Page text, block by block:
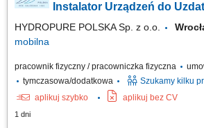
Instalator Urządzeń do
HYDROPURE POLSKA Sp. z o.o.
mobilna
pracownik fizyczny / pracowniczka fizyczna
tymczasowa/dodatkowa
Szukamy kilku
aplikuj szybko
aplikuj bez CV
1 dni